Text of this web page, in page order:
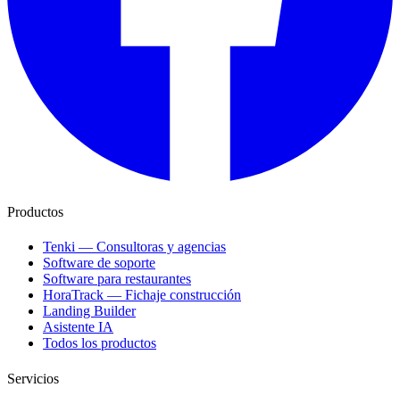
Productos
Tenki — Consultoras y agencias
Software de soporte
Software para restaurantes
HoraTrack — Fichaje construcción
Landing Builder
Asistente IA
Todos los productos
Servicios